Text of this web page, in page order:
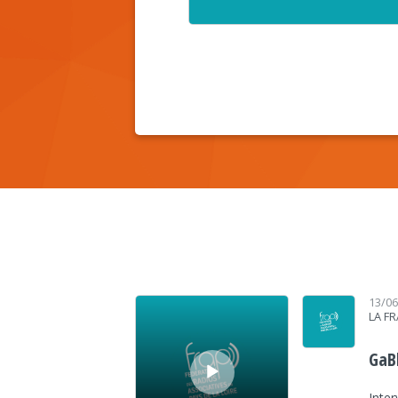
Lecteur audio
13/
LA